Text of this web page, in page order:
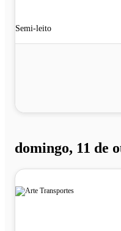
Semi-leito
domingo, 11 de